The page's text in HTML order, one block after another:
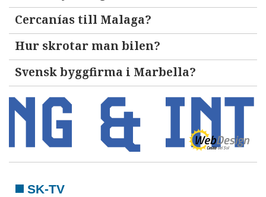
Cercanías till Malaga?
Hur skrotar man bilen?
Svensk byggfirma i Marbella?
SK-TV